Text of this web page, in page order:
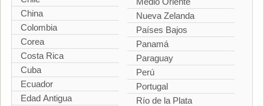
China
Colombia
Corea
Costa Rica
Cuba
Ecuador
Edad Antigua
Nueva Zelanda
Países Bajos
Panamá
Paraguay
Perú
Portugal
Río de la Plata